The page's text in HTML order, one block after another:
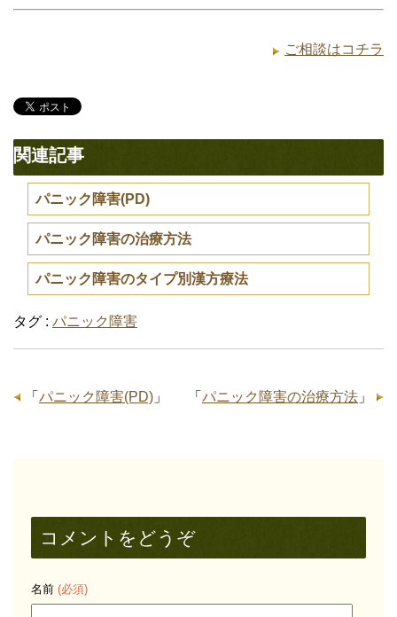
ご相談はコチラ
関連記事
パニック障害(PD)
パニック障害の治療方法
パニック障害のタイプ別漢方療法
タグ : パニック障害
「 パニック障害の治療方法 」
「 パニック障害(PD) 」
コメントをどうぞ
名前 (必須)